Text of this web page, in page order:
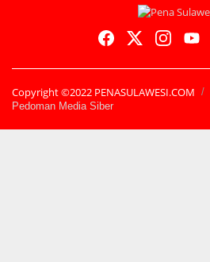
Copyright ©2022 PENASULAWESI.COM
Pedoman Media Siber